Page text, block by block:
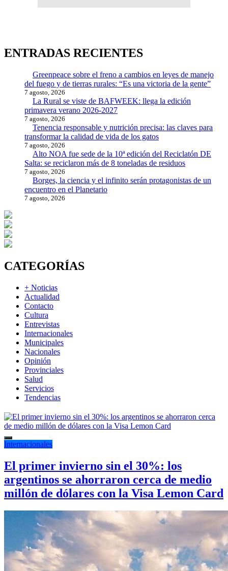
ENTRADAS RECIENTES
Greenpeace sobre el freno a cambios en leyes de manejo
del fuego y de tierras rurales: “Es una victoria de la gente”
7 agosto, 2026
La Rural se viste de BAFWEEK: llega la edición
primavera verano 2026-2027
7 agosto, 2026
Tenencia responsable y nutrición precisa: las claves para
transformar la calidad de vida de los gatos
7 agosto, 2026
Alto NOA fue sede de la 10ª edición del Reciclatón DE
Salta: se reciclaron más de 8 toneladas de residuos
7 agosto, 2026
Borges, la ciencia y el infinito serán protagonistas de un
encuentro en el Planetario
7 agosto, 2026
CATEGORÍAS
+ Noticias
Actualidad
Contacto
Cultura
Entrevistas
Internacionales
Municipales
Nacionales
Opinión
Provinciales
Salud
Servicios
Tendencias
Internacionales
El primer invierno sin el 30%: los
argentinos se ahorraron cerca de medio
millón de dólares con la Visa Lemon Card